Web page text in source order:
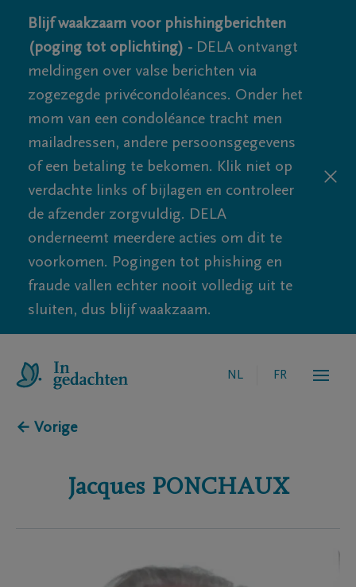
Blijf waakzaam voor phishingberichten
(poging tot oplichting) - DELA ontvangt
meldingen over valse berichten via
zogezegde privécondoléances. Onder het
mom van een condoléance tracht men
mailadressen, andere persoonsgegevens
of een betaling te bekomen. Klik niet op
verdachte links of bijlagen en controleer
de afzender zorgvuldig. DELA
onderneemt meerdere acties om dit te
voorkomen. Pogingen tot phishing en
fraude vallen echter nooit volledig uit te
sluiten, dus blijf waakzaam.
NL FR
← Vorige
Jacques PONCHAUX